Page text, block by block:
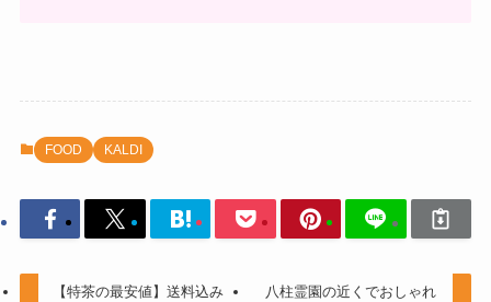
FOOD KALDI
【特茶の最安値】送料込み
八柱霊園の近くでおしゃれ